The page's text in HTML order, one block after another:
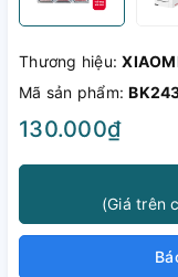
Thương hiệu:
Mã sản phẩm:
130.000₫
(Giá trên